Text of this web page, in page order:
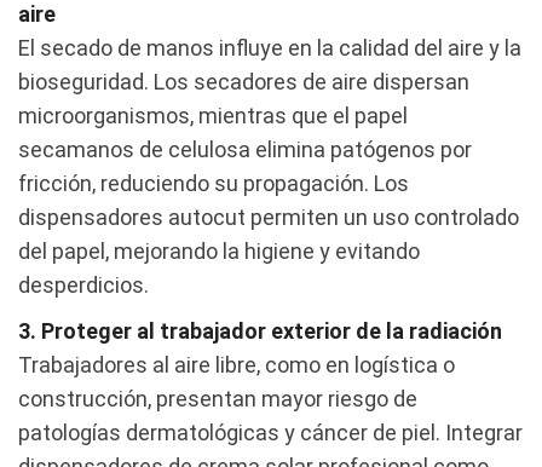
aire
El secado de manos influye en la calidad del aire y la
bioseguridad. Los secadores de aire dispersan
microorganismos, mientras que el papel
secamanos de celulosa elimina patógenos por
fricción, reduciendo su propagación. Los
dispensadores autocut permiten un uso controlado
del papel, mejorando la higiene y evitando
desperdicios.
3. Proteger al trabajador exterior de la radiación
Trabajadores al aire libre, como en logística o
construcción, presentan mayor riesgo de
patologías dermatológicas y cáncer de piel. Integrar